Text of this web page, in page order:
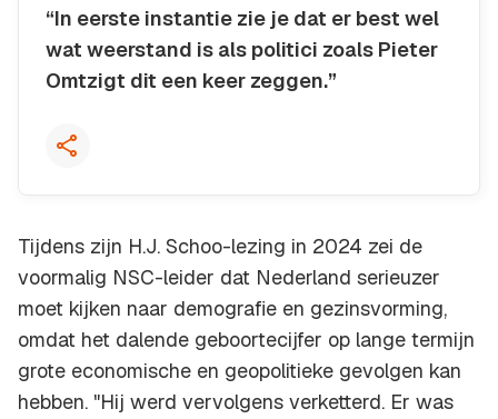
“In eerste instantie zie je dat er best wel
wat weerstand is als politici zoals Pieter
Omtzigt dit een keer zeggen.”
Kopieer quote
Tijdens zijn H.J. Schoo-lezing in 2024 zei de
voormalig NSC-leider dat Nederland serieuzer
moet kijken naar demografie en gezinsvorming,
omdat het dalende geboortecijfer op lange termijn
grote economische en geopolitieke gevolgen kan
hebben. "Hij werd vervolgens verketterd. Er was